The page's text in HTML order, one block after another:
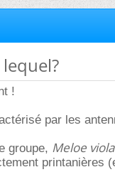
!
par les
groupe, Meloe
printanières